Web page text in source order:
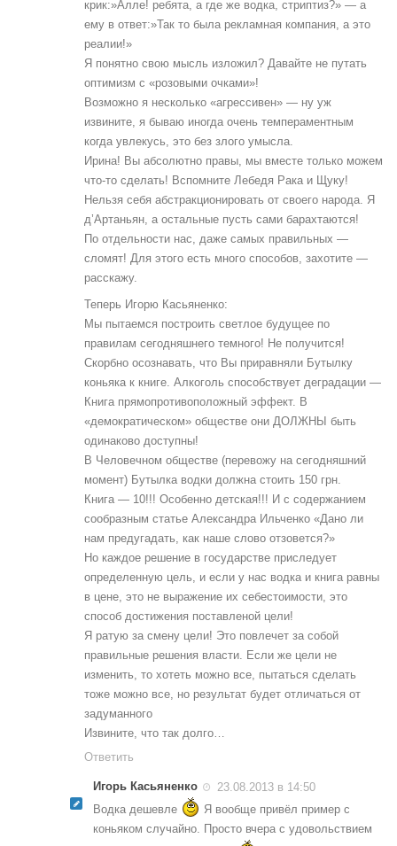
крик:»Алле! ребята, а где же водка, стриптиз?» — а
ему в ответ:»Так то была рекламная компания, а это
реалии!»
Я понятно свою мысль изложил? Давайте не путать
оптимизм с «розовыми очками»!
Возможно я несколько «агрессивен» — ну уж
извините, я бываю иногда очень темпераментным
когда увлекусь, это без злого умысла.
Ирина! Вы абсолютно правы, мы вместе только можем
что-то сделать! Вспомните Лебедя Рака и Щуку!
Нельзя себя абстракционировать от своего народа. Я
д’Артаньян, а остальные пусть сами барахтаются!
По отдельности нас, даже самых правильных —
сломят! Для этого есть много способов, захотите —
расскажу.
Теперь Игорю Касьяненко:
Мы пытаемся построить светлое будущее по
правилам сегодняшнего темного! Не получится!
Скорбно осознавать, что Вы приравняли Бутылку
коньяка к книге. Алкоголь способствует деградации —
Книга прямопротивоположный эффект. В
«демократическом» обществе они ДОЛЖНЫ быть
одинаково доступны!
В Человечном обществе (перевожу на сегодняшний
момент) Бутылка водки должна стоить 150 грн.
Книга — 10!!! Особенно детская!!! И с содержанием
сообразным статье Александра Ильченко «Дано ли
нам предугадать, как наше слово отзовется?»
Но каждое решение в государстве приследует
определенную цель, и если у нас водка и книга равны
в цене, это не выражение их себестоимости, это
способ достижения поставленой цели!
Я ратую за смену цели! Это повлечет за собой
правильные решения власти. Если же цели не
изменить, то хотеть можно все, пытаться сделать
тоже можно все, но результат будет отличаться от
задуманного
Извините, что так долго…
Ответить
Игорь Касьяненко
23.08.2013 в 14:50
Водка дешевле
Я вообще привёл пример с
коньяком случайно. Просто вчера с удовольствием